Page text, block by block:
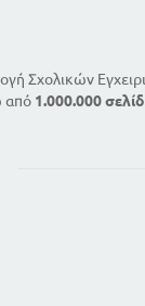
Σχολικών
από 1.000.000